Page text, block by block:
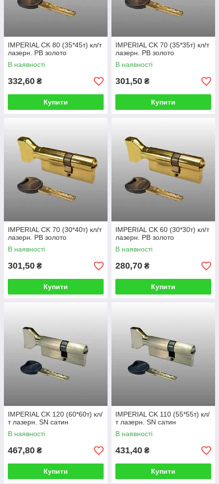
IMPERIAL CK 80 (35*45т) кл/т
лазерн. PB золото
В наявності
332,60 ₴
Купити
IMPERIAL CK 70 (35*35т) кл/т
лазерн. PB золото
В наявності
301,50 ₴
Купити
IMPERIAL CK 70 (30*40т) кл/т
лазерн. PB золото
В наявності
301,50 ₴
Купити
IMPERIAL CK 60 (30*30т) кл/т
лазерн. PB золото
В наявності
280,70 ₴
Купити
IMPERIAL CK 120 (60*60т) кл/
т лазерн. SN сатин
В наявності
467,80 ₴
Купити
IMPERIAL CK 110 (55*55т) кл/
т лазерн. SN сатин
В наявності
431,40 ₴
Купити